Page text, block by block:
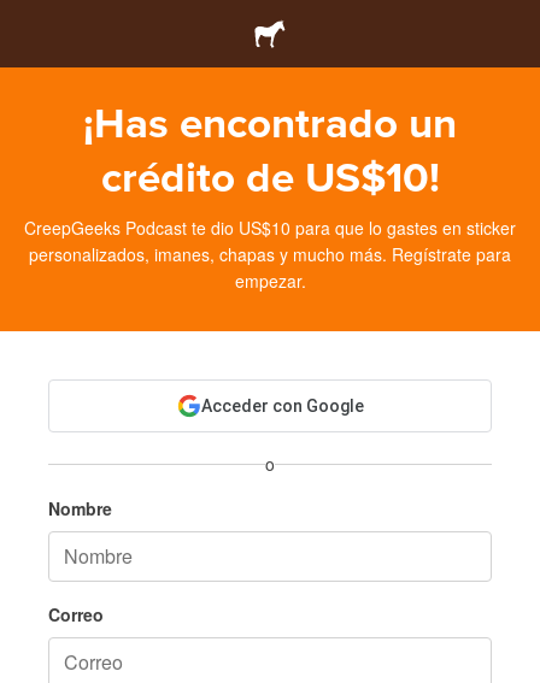
¡Has encontrado un
crédito de US$10!
CreepGeeks Podcast te dio US$10 para que lo gastes en sticker
personalizados, imanes, chapas y mucho más. Regístrate para
empezar.
Acceder con Google
o
Nombre
Correo